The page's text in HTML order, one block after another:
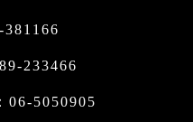
381166
233466
06-5050905